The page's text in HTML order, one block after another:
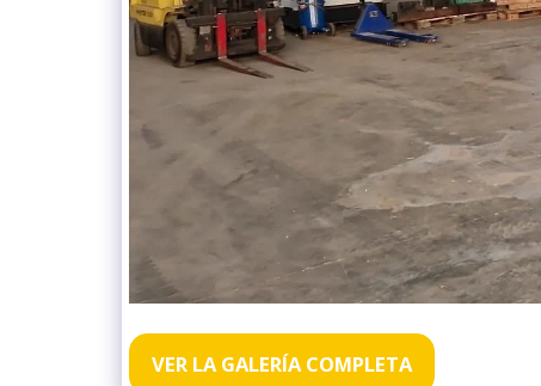
VER LA GALERÍA COMPLETA